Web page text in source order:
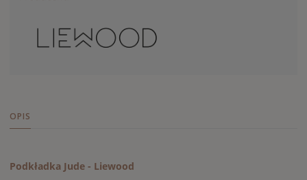
OPIS
Podkładka Jude - Liewood